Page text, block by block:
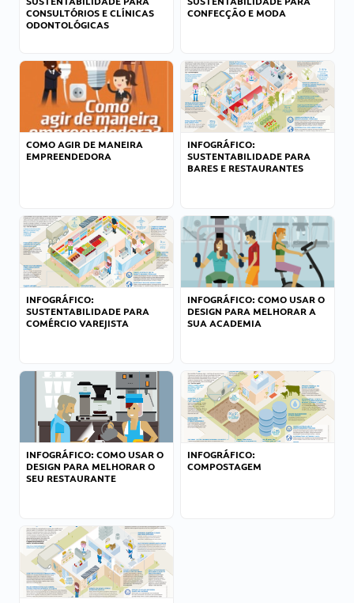
CONSULTÓRIOS E CLÍNICAS
ODONTOLÓGICAS
CONFECÇÃO E MODA
COMO AGIR DE MANEIRA
EMPREENDEDORA
INFOGRÁFICO:
SUSTENTABILIDADE PARA
BARES E RESTAURANTES
INFOGRÁFICO:
SUSTENTABILIDADE PARA
COMÉRCIO VAREJISTA
INFOGRÁFICO: COMO USAR O
DESIGN PARA MELHORAR A
SUA ACADEMIA
INFOGRÁFICO: COMO USAR O
DESIGN PARA MELHORAR O
SEU RESTAURANTE
INFOGRÁFICO:
COMPOSTAGEM